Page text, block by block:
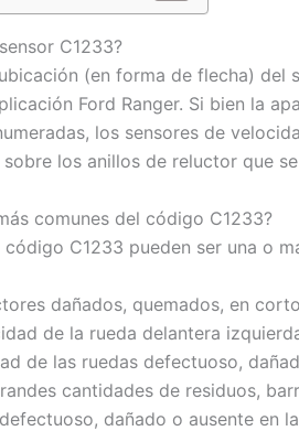
C1233?
(en forma de flecha)
Ford Ranger. Si bien la
los sensores de
los anillos de reluctor que
comunes del código C1233?
C1233 pueden ser una o
dañados, quemados, en
de la rueda delantera
de las ruedas defectuoso,
cantidades de residuos,
dañado o ausente en